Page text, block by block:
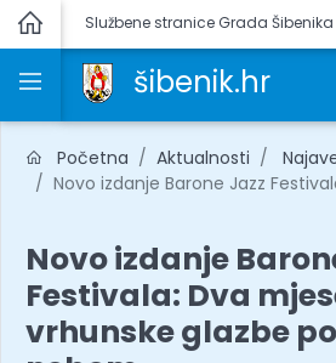
Službene stranice Grada Šibenika
šibenik.hr
Početna Aktualnosti
Novo izdanje Barone Jazz
Novo izdanje
Festivala: Dva
vrhunske glazbe